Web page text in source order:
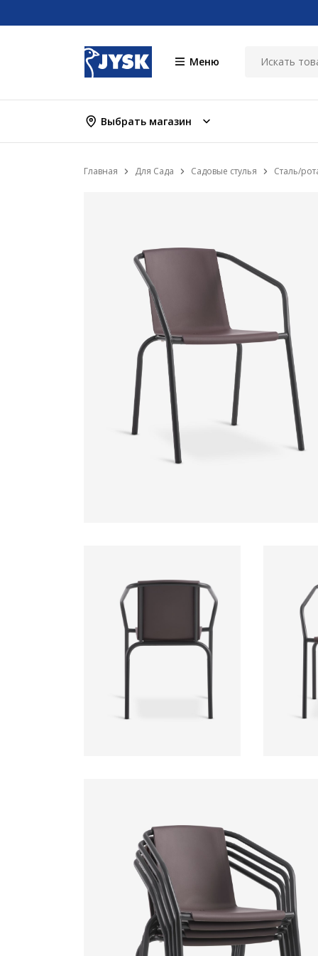
Меню
Выбрать магазин
Главная Для Сада Садовые стулья Сталь/